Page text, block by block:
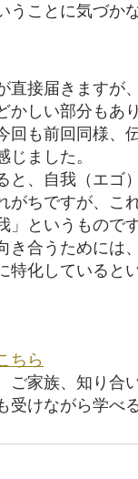
ことに気づか
直接届きますが
かしい部分もあ
回も前回同様、
ました。
と、自我（エゴ
がちですが、こ
というものです
き合うためには
特化していると
ちら
家族、知り合
けながら学べ